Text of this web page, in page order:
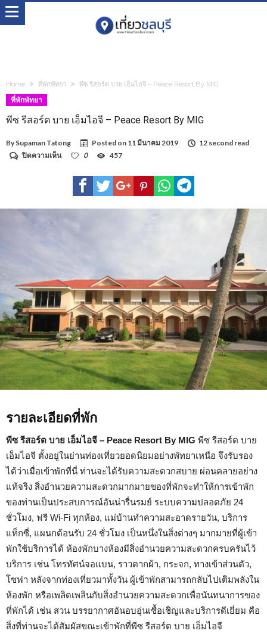
Home ที่พักพัทยา พีซ รีสอร์ต บาย เอ็มไอจี – Peace Resort By MIG
ที่พักพัทยา
พีซ รีสอร์ต บาย เอ็มไอจี – Peace Resort By MIG
By Supaman Tatong Posted on 11 มีนาคม 2019
12 second read
ปิดความเห็นบน
0 457
รายละเอียดที่พัก
พีซ รีสอร์ต บาย เอ็มไอจี – Peace Resort By MIG พีซ รีสอร์ต บาย
เอ็มไอจี ตั้งอยู่ในย่านท่องเที่ยวยอดนิยมอย่างพัทยาเหนือ จึงรับรอง
ได้ว่าเมื่อเข้าพักที่นี่ ท่านจะได้รับความสะดวกสบาย ผ่อนคลายอย่าง
แท้จริง สิ่งอำนวยความสะดวกมากมายของที่พักจะทำให้การเข้าพัก
ของท่านเป็นประสบการณ์อันน่ารื่นรมย์ ระบบความปลอดภัย 24
ชั่วโมง, ฟรี Wi-Fi ทุกห้อง, แม่บ้านทำความสะอาดรายวัน, บริการ
แท็กซี่, แผนกต้อนรับ 24 ชั่วโมง เป็นหนึ่งในสิ่งต่างๆ มากมายที่ผู้เข้า
พักใช้บริการได้ ห้องพักบางห้องมีสิ่งอำนวยความสะดวกครบครันไว้
บริการ เช่น โทรทัศน์จอแบน, ราวตากผ้า, กระจก, ทางเข้าส่วนตัว,
โซฟา หลังจากท่องเที่ยวมาทั้งวัน ผู้เข้าพักสามารถกลับไปเติมพลังใน
ห้องพัก หรือเพลิดเพลินกับสิ่งอำนวยความสะดวกเพื่อนันทนาการของ
ที่พักได้ เช่น สวน บรรยากาศอันอบอุ่นเชื้อเชิญและบริการดีเยี่ยม คือ
สิ่งที่ท่านจะได้สัมผัสขณะเข้าพักที่พีซ รีสอร์ต บาย เอ็มไอจี